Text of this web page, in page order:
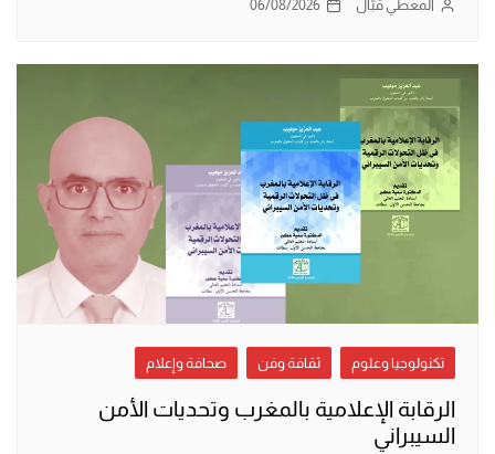
المعطي قبّال 06/08/2026
تكنولوجيا وعلوم ثقافة وفن صحافة وإعلام
الرقابة الإعلامية بالمغرب وتحديات الأمن
السيبراني